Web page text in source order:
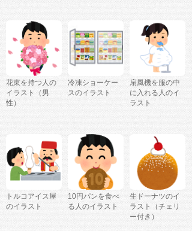
花束を持つ人の
イラスト（男
性）
冷凍ショーケー
スのイラスト
扇風機を服の中
に入れる人のイ
ラスト
トルコアイス屋
のイラスト
10円パンを食べ
る人のイラスト
生ドーナツのイ
ラスト（チェリ
ー付き）